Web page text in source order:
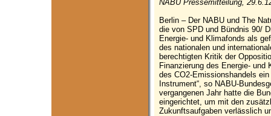
NABU Pressemitteilung,
Berlin – Der NABU und The
die von SPD und Bündnis 90/
Energie- und Klimafonds als
des nationalen und
berechtigten Kritik der
Finanzierung des Energie-
des CO2-Emissionshandels
Instrument“, so NABU-
vergangenen Jahr hatte die
eingerichtet, um mit den
Zukunftsaufgaben verlässlich